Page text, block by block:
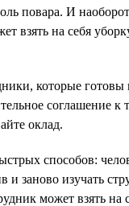
повара. И
взять на себя
которые готовы
соглашение к
оклад.
способов:
и заново изучать
может взять на